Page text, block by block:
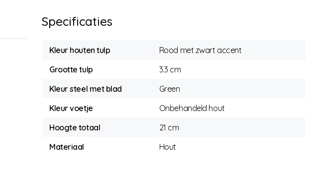
Specificaties
Kleur houten tulp
Rood met zwart accent
Grootte tulp
3.3 cm
Kleur steel met blad
Green
Kleur voetje
Onbehandeld hout
Hoogte totaal
21 cm
Materiaal
Hout